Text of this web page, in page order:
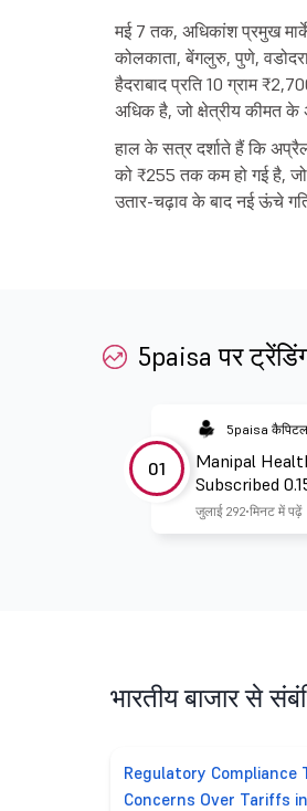
मई 7 तक, अधिकांश प्रमुख
कोलकाता, बेंगलुरु, पुणे,
हैदराबाद प्रति 10 ग्राम
अधिक है, जो क्षेत्रीय कीमत के
हाल के सत्र दर्शाते हैं कि
को ₹255 तक कम हो गई है,
उतार-चढ़ाव के बाद नई ऊंचे गति
5paisa पर
01
5paisa कैपिटल
Manipal
Subscribed
जुलाई 292 मिनट में पढ़ें
भारतीय बाजार से
Regulatory Compliance
Concerns Over Tariffs